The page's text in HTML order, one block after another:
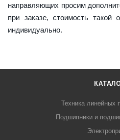
направляющих просим
при заказе, стоимость такой
индивидуально.
Техника линейных
Подшипники и